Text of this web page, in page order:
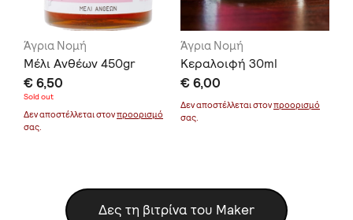
Άγρια Νομή
Μέλι Ανθέων 450gr
€ 6,50
Sold out
Δεν αποστέλλεται στονπροορισμό
σας.
Άγρια Νομή
Κεραλοιφή 30ml
€ 6,00
Δεν αποστέλλεται στονπροορισμό
σας.
Δες τη βιτρίνα του Maker